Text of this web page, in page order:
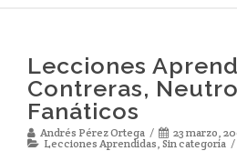
Lecciones
Contreras,
Fanáticos
Andrés Pérez Ortega
23 marzo,
Lecciones Aprendidas, Sin categoría